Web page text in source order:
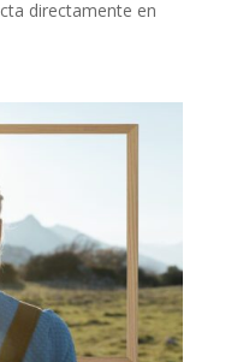
directamente en